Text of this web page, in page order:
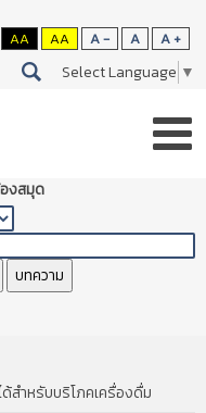
AA AA A - A A +
Select Language ▼
งสมุด
บทความ
สำหรับบริโภคเครื่องดื่ม